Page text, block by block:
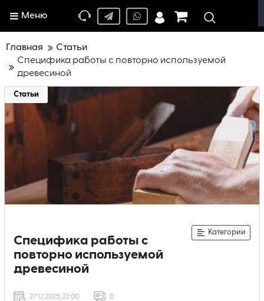
Меню
Главная
Статьи
Специфика работы с повторно используемой
древесиной
Статьи
Специфика работы с
повторно используемой
древесиной
Категории
27 12 2025, 22:00 0